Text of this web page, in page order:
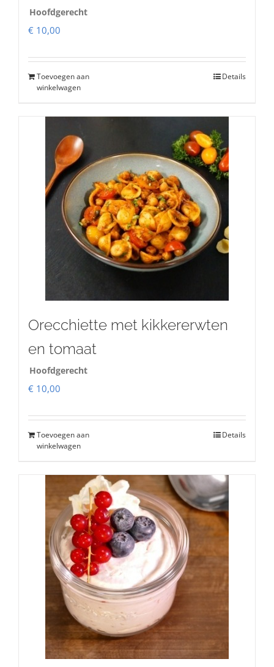
Hoofdgerecht
€ 10,00
Toevoegen aan
winkelwagen
Details
Orecchiette met kikkererwten
en tomaat
Hoofdgerecht
€ 10,00
Toevoegen aan
winkelwagen
Details